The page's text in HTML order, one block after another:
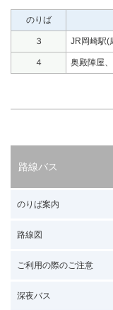
のりば
３ JR岡崎駅(
４ 奥殿陣屋
路線バス
のりば案内
路線図
ご利用の際のご注意
深夜バス